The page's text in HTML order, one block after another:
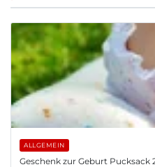
ALLGEMEIN
Geschenk zur Geburt